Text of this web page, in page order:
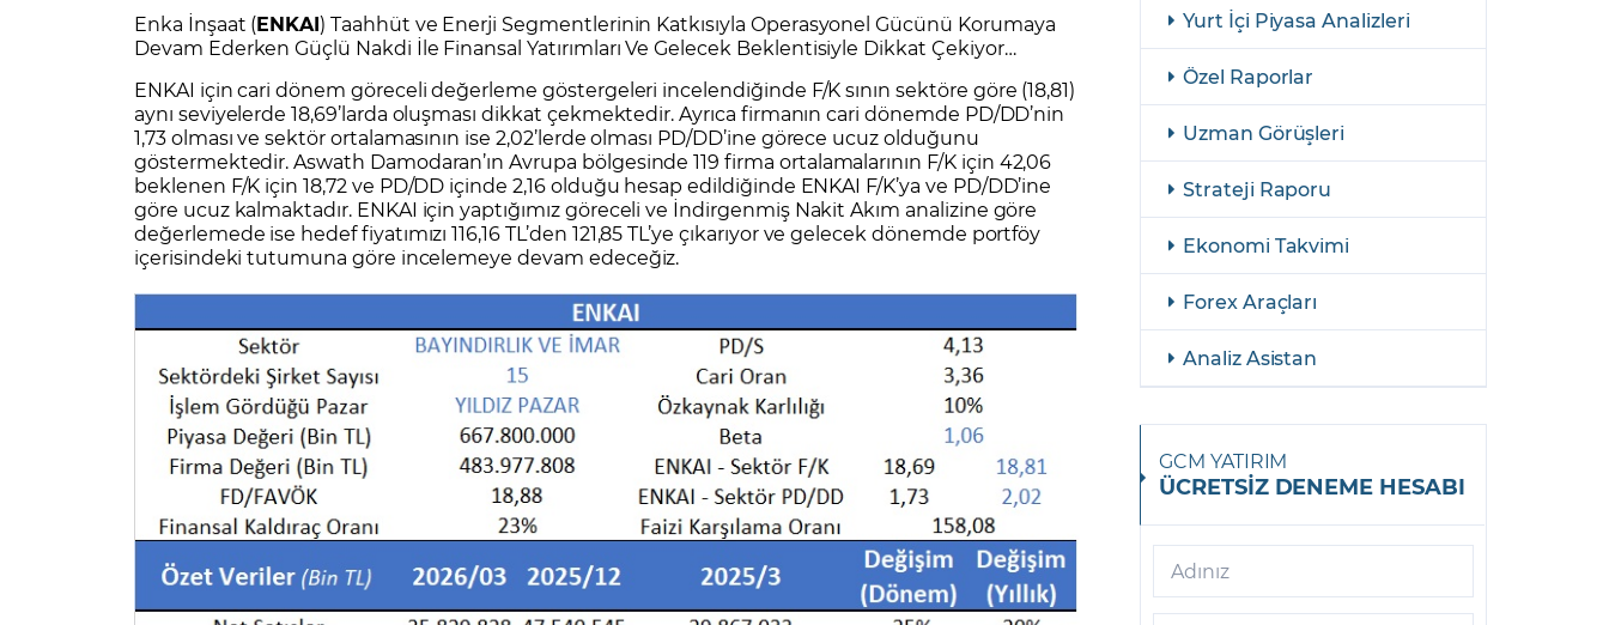
Yasal Bildirimler
İŞLEM PLATFORMLARI
GCM Trader Eğitim Videoları GCM MT4 Eğitim Videoları GCM MT5 Eğitim Videoları GCM Borsa Trader Eğitim Videoları
Sorularla Borsa Finans Sözlüğü Eğitim Kitapları Finansal Okur Yazarlık
Yurt Dışı Bilanço Takvimi Yurt İçi Bilanço Takvimi Ekonomik Takvim Analiz Asistan
Yasal Bildirimler Para Güvenliği ve Transferi Sıkça Sorulan Sorular Site Haritası
Enka İnşaat (ENKAI) Taahhüt ve Enerji Segmentlerinin Katkısıyla Operasyonel Gücünü Korumaya
Devam Ederken Güçlü Nakdi İle Finansal Yatırımları Ve Gelecek Beklentisiyle Dikkat Çekiyor…
ENKAI için cari dönem göreceli değerleme göstergeleri incelendiğinde F/K sının sektöre göre (18,81)
aynı seviyelerde 18,69’larda oluşması dikkat çekmektedir. Ayrıca firmanın cari dönemde PD/DD’nin
1,73 olması ve sektör ortalamasının ise 2,02’lerde olması PD/DD’ine görece ucuz olduğunu
göstermektedir. Aswath Damodaran’ın Avrupa bölgesinde 119 firma ortalamalarının F/K için 42,06
beklenen F/K için 18,72 ve PD/DD içinde 2,16 olduğu hesap edildiğinde ENKAI F/K’ya ve PD/DD’ine
göre ucuz kalmaktadır. ENKAI için yaptığımız göreceli ve İndirgenmiş Nakit Akım analizine göre
değerlemede ise hedef fiyatımızı 116,16 TL’den 121,85 TL’ye çıkarıyor ve gelecek dönemde portföy
içerisindeki tutumuna göre incelemeye devam edeceğiz.
Yurt İçi Piyasa Analizleri
Özel Raporlar
Uzman Görüşleri
Strateji Raporu
Ekonomi Takvimi
Forex Araçları
Analiz Asistan
GCM YATIRIM
ÜCRETSİZ DENEME HESABI
Adınız